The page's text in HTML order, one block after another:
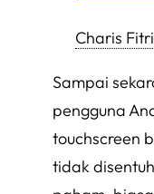
Charis
Sampai
pengguna
touchscreen
tidak